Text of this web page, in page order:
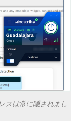
スは常に隠されまし